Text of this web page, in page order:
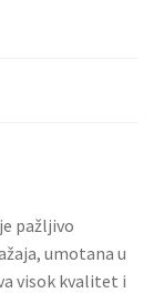
pažljivo
umotana u
visok kvalitet i